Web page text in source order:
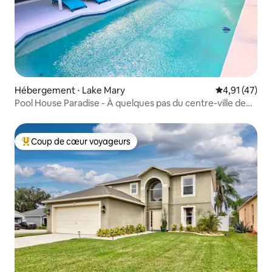
Hébergement ⋅ Lake Mary Évaluation
4,91 (47)
Pool House Paradise - À quelques pas du centre-ville de
Coups de cœur voyageurs les plus appréciés
Coup de cœur voyageurs